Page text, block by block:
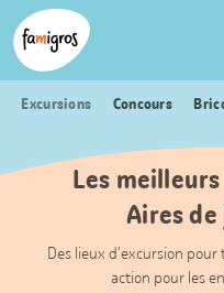
Signets
de
navigation
Header
Logo
Excursions Concours
Les
Aires
Des lieux d’excursion
action pour les